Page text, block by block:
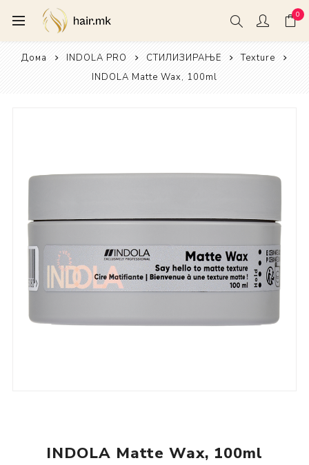
0
Дома INDOLA PRO СТИЛИЗИРАЊЕ
Texture
INDOLA Matte Wax, 100ml
INDOLA Matte Wax, 100ml